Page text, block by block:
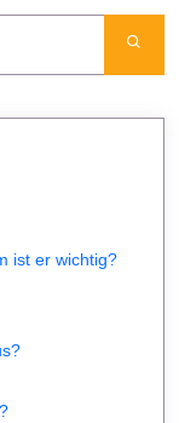
ist er wichtig?